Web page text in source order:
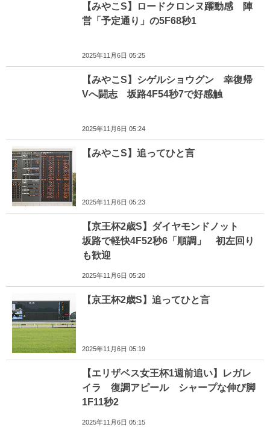
【みやこS】ロードクロンヌ躍動感 陣
営「予定通り」の5F68秒1
2025年11月6日 05:25
【みやこS】シゲルショウグン 幸復帰
Vへ闘志 坂路4F54秒7で好感触
2025年11月6日 05:24
【みやこS】追ってひと言
2025年11月6日 05:23
【京王杯2歳S】ダイヤモンドノット
坂路で軽快4F52秒6「順調」 初左回り
も歓迎
2025年11月6日 05:20
【京王杯2歳S】追ってひと言
2025年11月6日 05:19
【エリザベス女王杯1週前追い】レガレ
イラ 復調アピール シャープな伸び脚
1F11秒2
2025年11月6日 05:15